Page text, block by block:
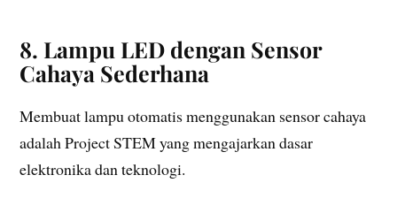
8. Lampu LED dengan Sensor
Cahaya Sederhana
Membuat lampu otomatis menggunakan sensor cahaya
adalah Project STEM yang mengajarkan dasar
elektronika dan teknologi.